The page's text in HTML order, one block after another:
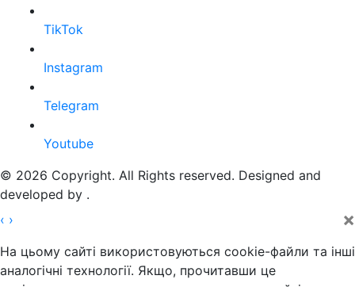
TikTok
Instagram
Telegram
Youtube
© 2026 Copyright. All Rights reserved. Designed and
developed by .
‹ › ×
На цьому сайті використовуються cookie-файли та інші
аналогічні технології. Якщо, прочитавши це